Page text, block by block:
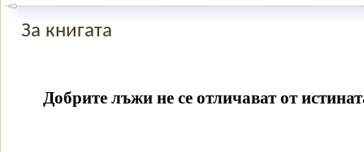
За книгата
Добрите лъжи не се отличават от